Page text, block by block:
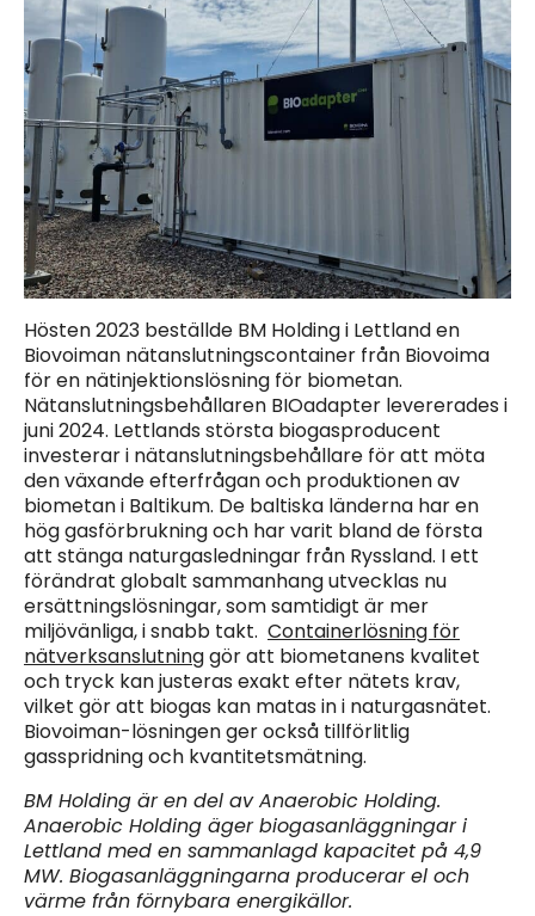
Hösten 2023 beställde BM Holding i Lettland en
Biovoiman nätanslutningscontainer från Biovoima
för en nätinjektionslösning för biometan.
Nätanslutningsbehållaren BIOadapter levererades i
juni 2024. Lettlands största biogasproducent
investerar i nätanslutningsbehållare för att möta
den växande efterfrågan och produktionen av
biometan i Baltikum. De baltiska länderna har en
hög gasförbrukning och har varit bland de första
att stänga naturgasledningar från Ryssland. I ett
förändrat globalt sammanhang utvecklas nu
ersättningslösningar, som samtidigt är mer
miljövänliga, i snabb takt. Containerlösning för
nätverksanslutninggör att biometanens kvalitet
och tryck kan justeras exakt efter nätets krav,
vilket gör att biogas kan matas in i naturgasnätet.
Biovoiman-lösningen ger också tillförlitlig
gasspridning och kvantitetsmätning.
BM Holding är en del av Anaerobic Holding.
Anaerobic Holding äger biogasanläggningar i
Lettland med en sammanlagd kapacitet på 4,9
MW. Biogasanläggningarna producerar el och
värme från förnybara energikällor.